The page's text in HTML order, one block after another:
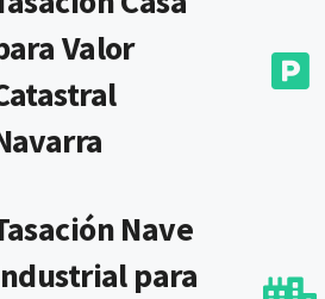
Valor
Nave
para